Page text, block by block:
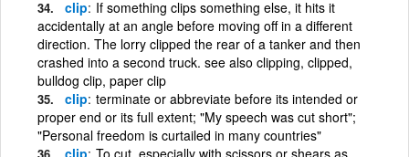
clip If something clips something else, it hits it
accidentally at an angle before moving off in a different
direction. The lorry clipped the rear of a tanker and then
crashed into a second truck. see also clipping, clipped,
bulldog clip, paper clip
clip terminate or abbreviate before its intended or
proper end or its full extent; "My speech was cut short";
"Personal freedom is curtailed in many countries"
clip To cut, especially with scissors or shears as